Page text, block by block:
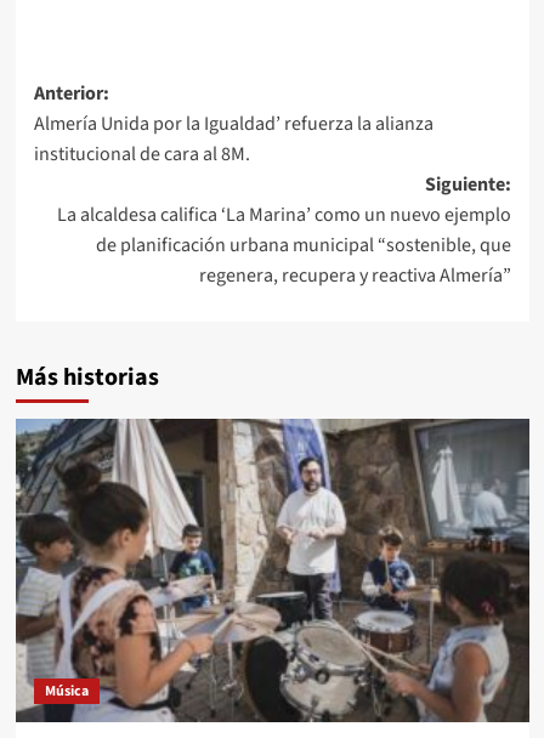
Navegación
de
entradas
Anterior:
Almería Unida por la Igualdad’ refuerza la alianza
institucional de cara al 8M.
Siguiente:
La alcaldesa califica ‘La Marina’ como un nuevo ejemplo
de planificación urbana municipal “sostenible, que
regenera, recupera y reactiva Almería”
Más historias
Música